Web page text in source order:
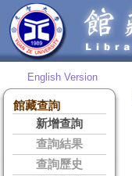
English Version
館藏查詢
新增查詢
查詢結果
查詢歷史